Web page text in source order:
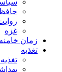
غزه
زمان
تغذیه